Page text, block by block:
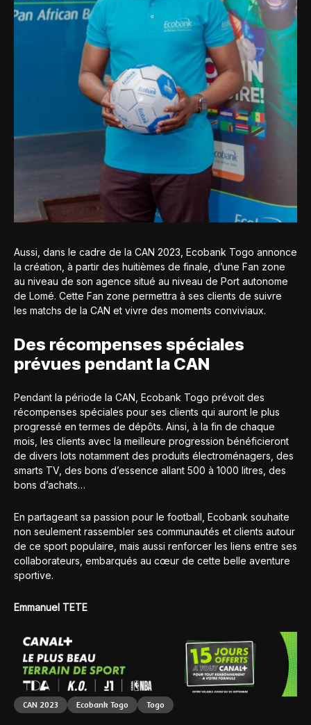
Aussi, dans le cadre de la CAN 2023, Ecobank Togo annonce
la création, à partir des huitièmes de finale, d’une Fan zone
au niveau de son agence situé au niveau de Port autonome
de Lomé. Cette Fan zone permettra à ses clients de suivre
les matchs de la CAN et vivre des moments conviviaux.
Des récompenses spéciales
prévues pendant la CAN
Pendant la période la CAN, Ecobank Togo prévoit des
récompenses spéciales pour ses clients qui auront le plus
progressé en termes de dépôts. Ainsi, à la fin de chaque
mois, les clients avec la meilleure progression bénéficieront
de divers lots notamment des produits électroménagers, des
smarts TV, des bons d’essence allant 500 à 1000 litres, des
bons d’achats…
En partageant sa passion pour le football, Ecobank souhaite
non seulement rassembler ses communautés et clients autour
de ce sport populaire, mais aussi renforcer les liens entre ses
collaborateurs, embarqués au cœur de cette belle aventure
sportive.
Emmanuel TETE
CAN 2023 Ecobank Togo Togo